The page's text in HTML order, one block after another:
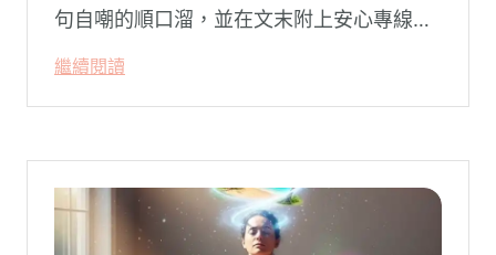
句自嘲的順口溜，並在文末附上安心專線與
被廣泛轉載。對許多投資人而言，螢幕上下
跌的數字背後，實質連結的是個人的財務壓
繼續閱讀